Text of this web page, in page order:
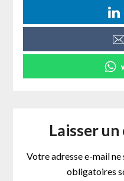
Laisser
Votre adresse e-mail ne
obligatoires